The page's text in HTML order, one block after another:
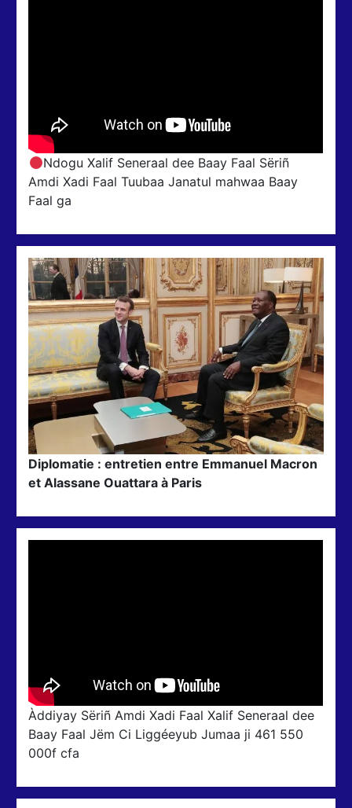
Ndogu Xalif Seneraal dee Baay Faal Sëriñ
Amdi Xadi Faal Tuubaa Janatul mahwaa Baay
Faal ga
Diplomatie : entretien entre Emmanuel Macron
et Alassane Ouattara à Paris
Àddiyay Sëriñ Amdi Xadi Faal Xalif Seneraal dee
Baay Faal Jëm Ci Liggéeyub Jumaa ji 461 550
000f cfa